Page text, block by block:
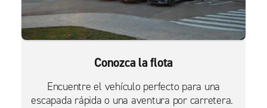
Conozca la flota
Encuentre el vehículo perfecto para una
escapada rápida o una aventura por carretera.